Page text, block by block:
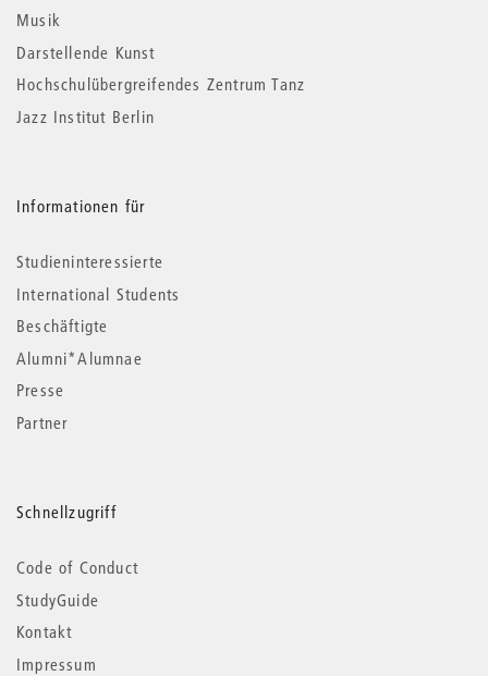
Musik
Darstellende Kunst
Hochschulübergreifendes Zentrum Tanz
Jazz Institut Berlin
Informationen für
Studieninteressierte
International Students
Beschäftigte
Alumni*Alumnae
Presse
Partner
Schnellzugriff
Code of Conduct
StudyGuide
Kontakt
Impressum